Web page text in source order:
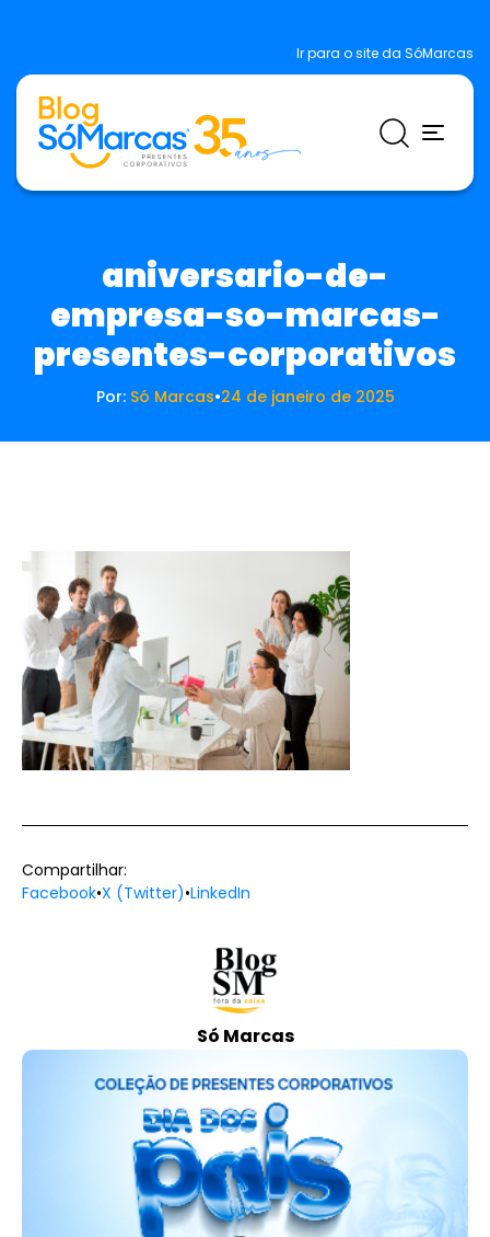
Ir para o site da SóMarcas
aniversario-de-
empresa-so-marcas-
presentes-corporativos
Por: Só Marcas•24 de janeiro de 2025
Só Marcas
Compartilhar:
Facebook•X (Twitter)•LinkedIn